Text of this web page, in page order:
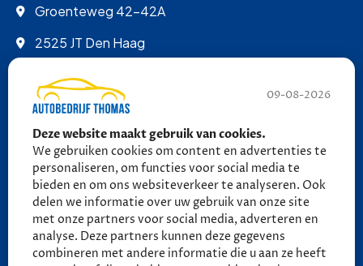
09-08-2026
Deze website maakt gebruik van cookies.
We gebruiken cookies om content en advertenties te
personaliseren, om functies voor social media te
bieden en om ons websiteverkeer te analyseren. Ook
delen we informatie over uw gebruik van onze site
met onze partners voor social media, adverteren en
analyse. Deze partners kunnen deze gegevens
combineren met andere informatie die u aan ze heeft
Groenteweg 42-42A
2525 JT Den Haag
info@autobedrijfthomas.nl
070 - 389 9852
06 - 27 58 27 18 (tot 21:30)
06 - 27 58 27 18 (tot 21:30)
Ma - Vr: 09:00 - 17:00
Za: 10:00 - 13:30